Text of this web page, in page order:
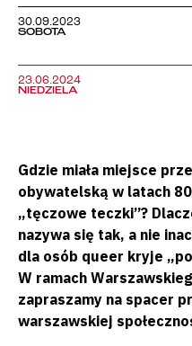
30.09.2023
SOBOTA
23.06.2024
NIEDZIELA
Gdzie miała miejsce
obywatelską w latach
„tęczowe teczki”?
nazywa się tak, a nie
dla osób queer kryje
W ramach
zapraszamy na spacer
warszawskiej